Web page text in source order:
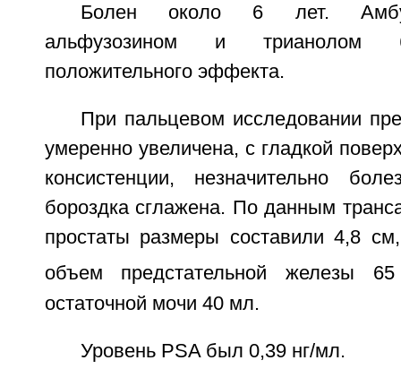
Болен около 6 лет.
альфузозином и трианолом
положительного эффекта.
При пальцевом исследовании
умеренно увеличена, с гладкой
консистенции, незначительно
бороздка сглажена. По данным
простаты размеры составили 4,8
объем предстательной железы
остаточной мочи 40 мл.
Уровень PSA был 0,39 нг/мл.